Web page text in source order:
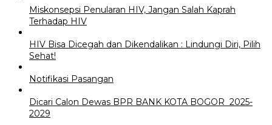
Miskonsepsi Penularan HIV, Jangan Salah Kaprah
Terhadap HIV
HIV Bisa Dicegah dan Dikendalikan : Lindungi Diri, Pilih
Sehat!
Notifikasi Pasangan
Dicari Calon Dewas BPR BANK KOTA BOGOR 2025-
2029